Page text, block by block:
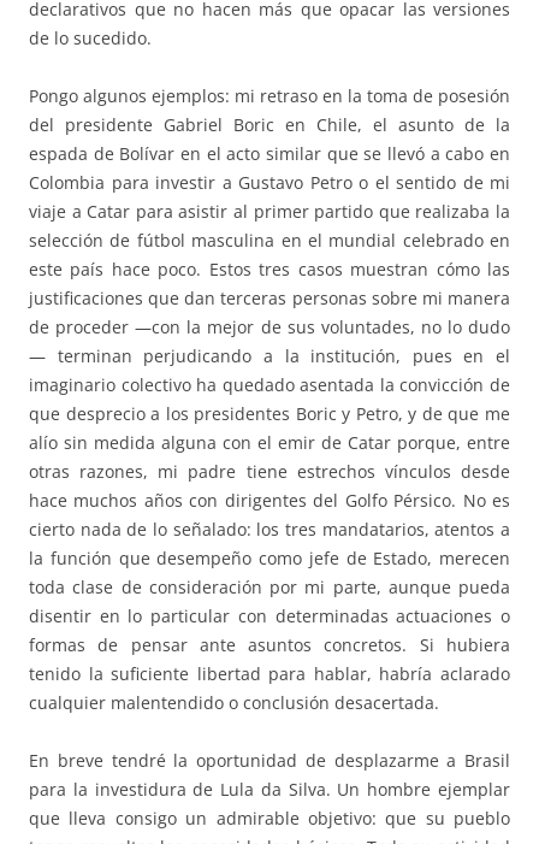
declarativos que no hacen más que opacar las versiones
de lo sucedido.
Pongo algunos ejemplos: mi retraso en la toma de posesión
del presidente Gabriel Boric en Chile, el asunto de la
espada de Bolívar en el acto similar que se llevó a cabo en
Colombia para investir a Gustavo Petro o el sentido de mi
viaje a Catar para asistir al primer partido que realizaba la
selección de fútbol masculina en el mundial celebrado en
este país hace poco. Estos tres casos muestran cómo las
justificaciones que dan terceras personas sobre mi manera
de proceder —con la mejor de sus voluntades, no lo dudo
— terminan perjudicando a la institución, pues en el
imaginario colectivo ha quedado asentada la convicción de
que desprecio a los presidentes Boric y Petro, y de que me
alío sin medida alguna con el emir de Catar porque, entre
otras razones, mi padre tiene estrechos vínculos desde
hace muchos años con dirigentes del Golfo Pérsico. No es
cierto nada de lo señalado: los tres mandatarios, atentos a
la función que desempeño como jefe de Estado, merecen
toda clase de consideración por mi parte, aunque pueda
disentir en lo particular con determinadas actuaciones o
formas de pensar ante asuntos concretos. Si hubiera
tenido la suficiente libertad para hablar, habría aclarado
cualquier malentendido o conclusión desacertada.
En breve tendré la oportunidad de desplazarme a Brasil
para la investidura de Lula da Silva. Un hombre ejemplar
que lleva consigo un admirable objetivo: que su pueblo